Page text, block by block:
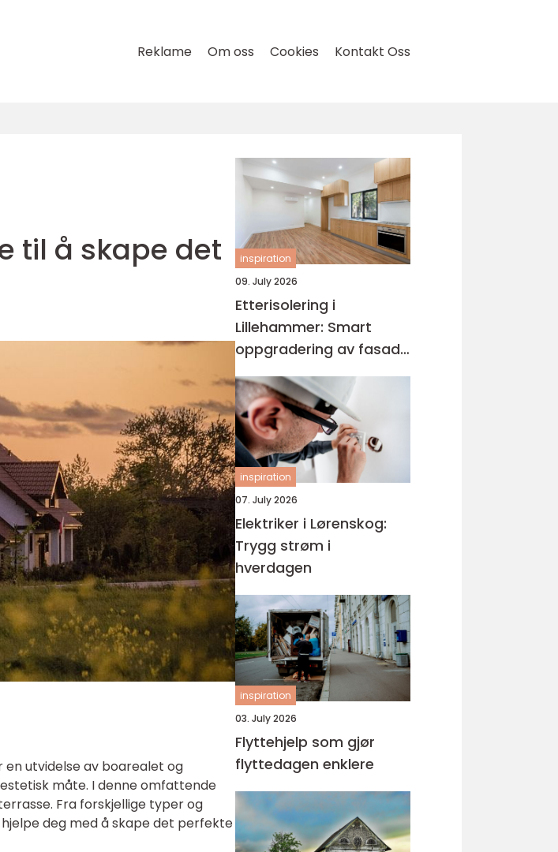
Reklame Om oss Cookies Kontakt Oss
til å skape det
utvidelse av boarealet og
måte. I denne omfattende
Fra forskjellige typer og
deg med å skape det perfekte
inspiration
09. July 2026
Etterisolering i
Lillehammer: Smart
oppgradering av fasade
og bolig
inspiration
07. July 2026
Elektriker i Lørenskog:
Trygg strøm i
hverdagen
inspiration
03. July 2026
Flyttehjelp som gjør
flyttedagen enklere